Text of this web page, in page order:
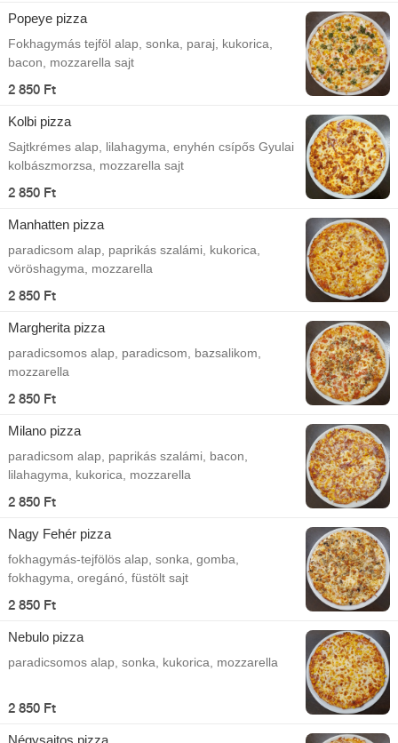
Popeye pizza
Fokhagymás tejföl alap, sonka, paraj, kukorica,
bacon, mozzarella sajt
2 850 Ft
Kolbi pizza
Sajtkrémes alap, lilahagyma, enyhén csípős Gyulai
kolbászmorzsa, mozzarella sajt
2 850 Ft
Manhatten pizza
paradicsom alap, paprikás szalámi, kukorica,
vöröshagyma, mozzarella
2 850 Ft
Margherita pizza
paradicsomos alap, paradicsom, bazsalikom,
mozzarella
2 850 Ft
Milano pizza
paradicsom alap, paprikás szalámi, bacon,
lilahagyma, kukorica, mozzarella
2 850 Ft
Nagy Fehér pizza
fokhagymás-tejfölös alap, sonka, gomba,
fokhagyma, oregánó, füstölt sajt
2 850 Ft
Nebulo pizza
paradicsomos alap, sonka, kukorica, mozzarella
2 850 Ft